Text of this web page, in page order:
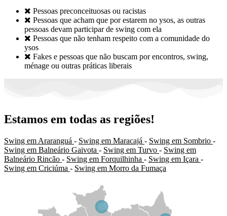
 Pessoas preconceituosas ou racistas
 Pessoas que acham que por estarem no ysos, as outras
pessoas devam participar de swing com ela
 Pessoas que não tenham respeito com a comunidade do
ysos
 Fakes e pessoas que não buscam por encontros, swing,
ménage ou outras práticas liberais
Estamos em todas as regiões!
Swing em Araranguá - Swing em Maracajá - Swing em Sombrio -
Swing em Balneário Gaivota - Swing em Turvo - Swing em
Balneário Rincão - Swing em Forquilhinha - Swing em Içara -
Swing em Criciúma - Swing em Morro da Fumaça